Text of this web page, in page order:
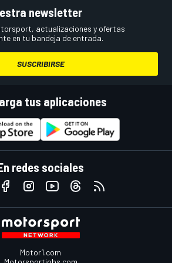
newsletter
actualizaciones y ofertas
en tu bandeja de entrada.
SUSCRIBIRSE
tus aplicaciones
redes sociales
Motor1.com